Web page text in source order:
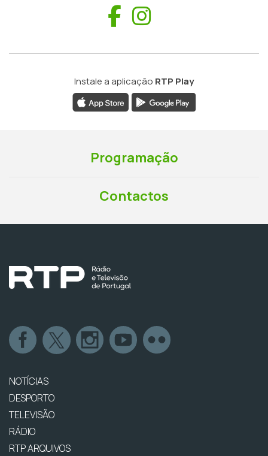
Facebook
Instale a aplicação RTP Play
Programação
Contactos
NOTÍCIAS
DESPORTO
TELEVISÃO
RÁDIO
RTP ARQUIVOS